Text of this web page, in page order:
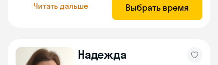
Читать дальше Выбрать время
Надежда